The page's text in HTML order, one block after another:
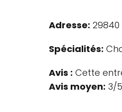
Adresse: 29840
Spécialités:
Avis : Cette
Avis moyen: 3/